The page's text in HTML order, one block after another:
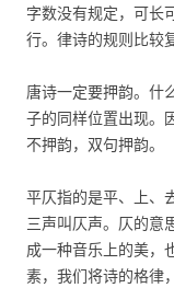
字数没有规定，可长
行。律诗的规则比较
唐诗一定要押韵。什
子的同样位置出现。
不押韵，双句押韵。
平仄指的是平、上、
三声叫仄声。仄的意
成一种音乐上的美，
素，我们将诗的格律